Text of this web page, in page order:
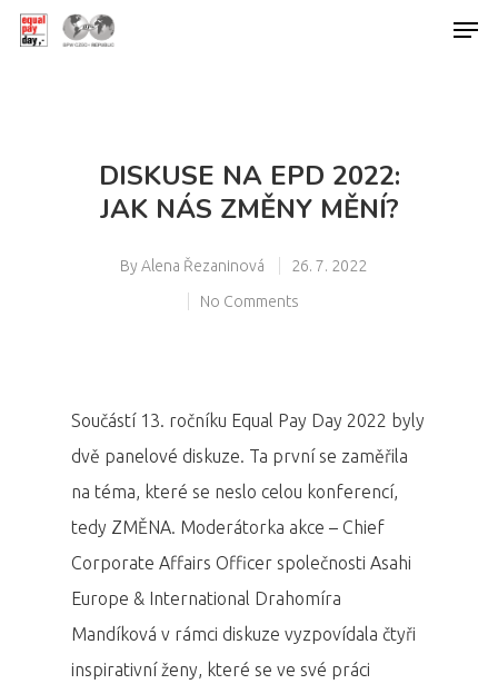
DISKUSE NA EPD 2022:
JAK NÁS ZMĚNY MĚNÍ?
By Alena Řezaninová
26. 7. 2022
No Comments
Součástí 13. ročníku Equal Pay Day 2022 byly
dvě panelové diskuze. Ta první se zaměřila
na téma, které se neslo celou konferencí,
tedy ZMĚNA. Moderátorka akce – Chief
Corporate Affairs Officer společnosti Asahi
Europe & International Drahomíra
Mandíková v rámci diskuze vyzpovídala čtyři
inspirativní ženy, které se ve své práci